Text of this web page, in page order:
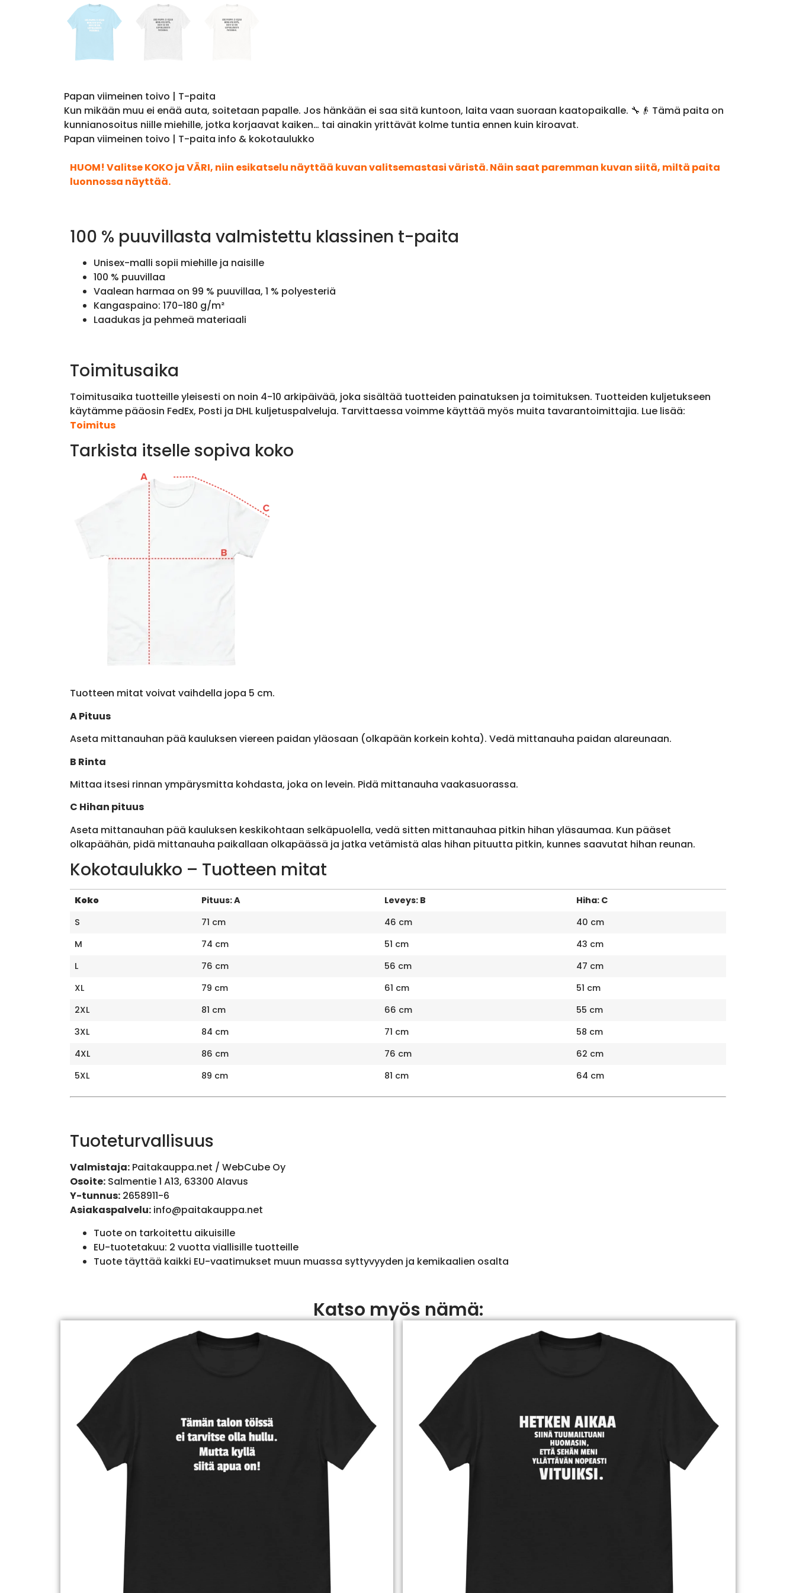
Papan viimeinen toivo | T-paita
Kun mikään muu ei enää auta, soitetaan papalle. Jos hänkään ei saa sitä kuntoon, laita vaan suoraan kaatopaikalle. 🔧👴 Tämä paita on
kunnianosoitus niille miehille, jotka korjaavat kaiken… tai ainakin yrittävät kolme tuntia ennen kuin kiroavat.
Papan viimeinen toivo | T-paita info & kokotaulukko
HUOM! Valitse KOKO ja VÄRI, niin esikatselu näyttää kuvan valitsemastasi väristä. Näin saat paremman kuvan siitä, miltä paita
luonnossa näyttää.
100 % puuvillasta valmistettu klassinen t-paita
Unisex-malli sopii miehille ja naisille
100 % puuvillaa
Vaalean harmaa on 99 % puuvillaa, 1 % polyesteriä
Kangaspaino: 170-180 g/m²
Laadukas ja pehmeä materiaali
Toimitusaika
Toimitusaika tuotteille yleisesti on noin 4-10 arkipäivää, joka sisältää tuotteiden painatuksen ja toimituksen. Tuotteiden kuljetukseen
käytämme pääosin FedEx, Posti ja DHL kuljetuspalveluja. Tarvittaessa voimme käyttää myös muita tavarantoimittajia. Lue lisää:
Toimitus
Tarkista itselle sopiva koko
Tuotteen mitat voivat vaihdella jopa 5 cm.
A Pituus
Aseta mittanauhan pää kauluksen viereen paidan yläosaan (olkapään korkein kohta). Vedä mittanauha paidan alareunaan.
B Rinta
Mittaa itsesi rinnan ympärysmitta kohdasta, joka on levein. Pidä mittanauha vaakasuorassa.
C Hihan pituus
Aseta mittanauhan pää kauluksen keskikohtaan selkäpuolella, vedä sitten mittanauhaa pitkin hihan yläsaumaa. Kun pääset
olkapäähän, pidä mittanauha paikallaan olkapäässä ja jatka vetämistä alas hihan pituutta pitkin, kunnes saavutat hihan reunan.
Kokotaulukko – Tuotteen mitat
Koko Pituus: A Leveys: B
Hiha: C
S
71 cm 46 cm
40 cm
M
74 cm 51 cm
43 cm
L
76 cm 56 cm
47 cm
XL
79 cm 61 cm
51 cm
2XL
81 cm 66 cm
55 cm
3XL
84 cm 71 cm
58 cm
4XL
86 cm 76 cm
62 cm
5XL
89 cm 81 cm 64 cm
Tuoteturvallisuus
Valmistaja:Paitakauppa.net / WebCube Oy
Osoite:Salmentie 1 A13, 63300 Alavus
Y-tunnus:2658911-6
Asiakaspalvelu: info@paitakauppa.net
Tuote on tarkoitettu aikuisille
EU-tuotetakuu: 2 vuotta viallisille tuotteille
Tuote täyttää kaikki EU-vaatimukset muun muassa syttyvyyden ja kemikaalien osalta
Katso myös nämä: